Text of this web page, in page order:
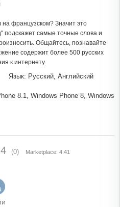
на французском? Значит это
подскажет самые точные слова и
Общайтесь, познавайте
содержит более 500 русских
к интернету.
Язык: Русский, Английский
8.1, Windows Phone 8, Windows
(0) Marketplace: 4.41